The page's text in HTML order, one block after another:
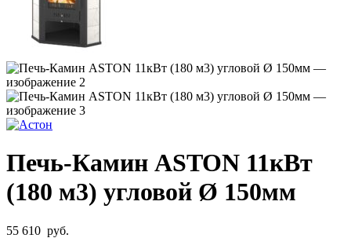
Печь-Камин ASTON 11кВт
(180 м3) угловой Ø 150мм
55 610 руб.